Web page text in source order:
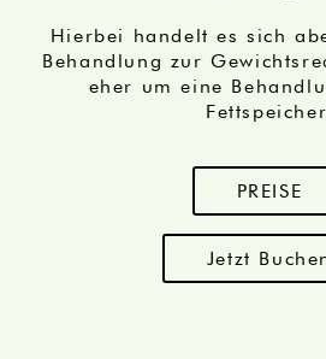
Hierbei handelt es sich
Behandlung zur
eher um eine
PREISE
Jetzt